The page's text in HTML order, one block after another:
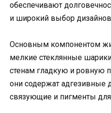
обеспечивают
и широкий выбор
Основным компонентом
мелкие стеклянные
стенам гладкую и ровную
они содержат адгезивные
связующие и пигменты для